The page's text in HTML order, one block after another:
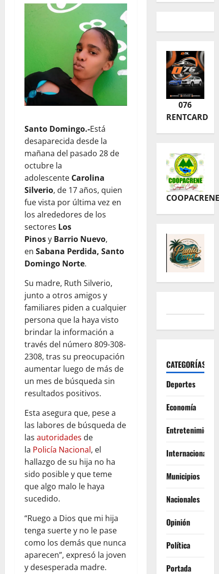
Santo Domingo.-Está
desaparecida desde la
mañana del pasado 28 de
octubre la
adolescente Carolina
Silverio, de 17 años, quien
fue vista por última vez en
los alrededores de los
sectores Los
Pinosy Barrio Nuevo,
en Sabana Perdida, Santo
Domingo Norte.
Su madre, Ruth Silverio,
junto a otros amigos y
familiares piden a cualquier
persona que la haya visto
brindar la información a
través del número 809-308-
2308, tras su preocupación
aumentar luego de más de
un mes de búsqueda sin
resultados positivos.
Esta asegura que, pese a
las labores de búsqueda de
las autoridades de
la Policía Nacional, el
hallazgo de su hija no ha
sido posible y que teme
que algo malo le haya
sucedido.
“Ruego a Dios que mi hija
tenga suerte y no le pase
como los demás que nunca
aparecen”, expresó la joven
y desesperada madre.
076
RENTCARD
COOPACRENE
CATEGORÍAS
Deportes
Economía
Entretenimiento
Internacionales
Municipios
Nacionales
Opinión
Política
Portada